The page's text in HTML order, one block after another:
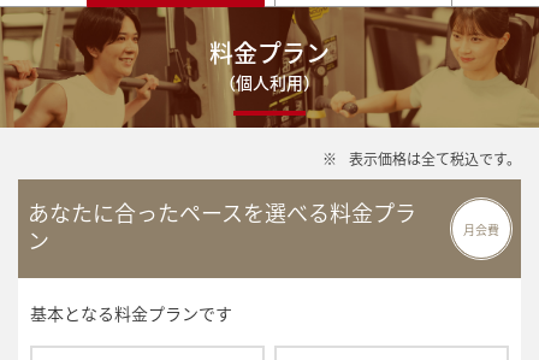
料金プラン
（個人利用）
※ 表示価格は全て税込です。
あなたに合ったペースを選べる料金プラ
ン
月会費
基本となる料金プランです